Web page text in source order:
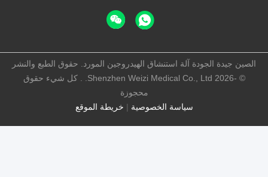
سياسة الخصوصية| خريطة الموقع
الصين جيدة الجودة آلة استنشاق الهيدروجين المورد. حقوق الطبع والنشر
© -2026 Shenzhen Weizi Medical Co., Ltd. . كل شيء حقوق
محجوزة